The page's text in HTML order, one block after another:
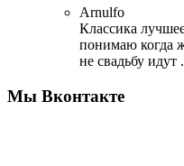
Arnulfo
Классика
понимаю когда
не свадьбу идут
Мы Вконтакте